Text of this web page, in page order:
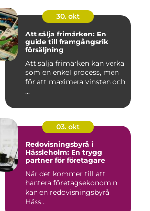
30. okt
Att sälja frimärken: En
guide till framgångsrik
försäljning
Att sälja frimärken kan verka
som en enkel process, men
för att maximera vinsten och
...
03. okt
Redovisningsbyrå i
Hässleholm: En trygg
partner för företagare
När det kommer till att
hantera företagsekonomin
kan en redovisningsbyrå i
Häss...